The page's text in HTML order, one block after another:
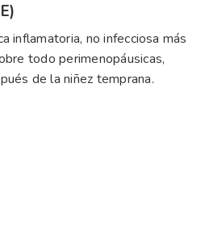
inflamatoria, no infecciosa más
todo perimenopáusicas,
de la niñez temprana.